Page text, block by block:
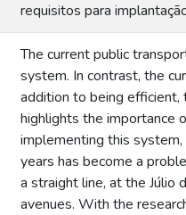
requisitos para
The current public
system. In contrast, the
addition to being efficient,
highlights the importance
implementing this system,
years has become a
a straight line, at the Júlio
avenues. With the